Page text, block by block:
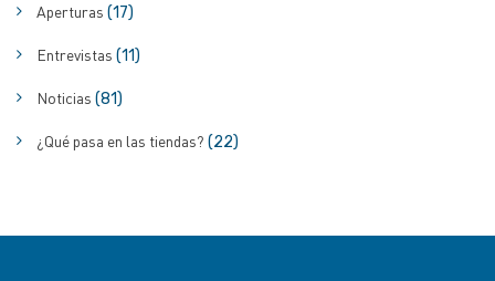
Aperturas (17)
Entrevistas (11)
Noticias (81)
¿Qué pasa en las tiendas? (22)